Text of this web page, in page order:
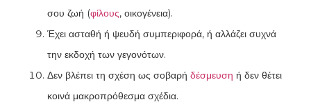
σου ζωή (φίλους, οικογένεια).
Έχει ασταθή ή ψευδή συμπεριφορά, ή αλλάζει συχνά
την εκδοχή των γεγονότων.
Δεν βλέπει τη σχέση ως σοβαρή δέσμευση ή δεν θέτει
κοινά μακροπρόθεσμα σχέδια.